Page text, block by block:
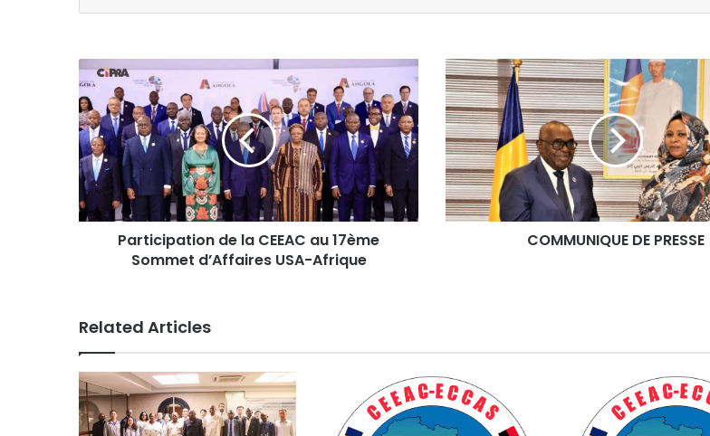
P
a
r
t
i
c
i
p
a
e
l
a
C
E
E
Participation de la CEEAC au 17ème
Sommet d’Affaires USA-Afrique
C
O
M
M
U
N
I
Q
U
S
E
COMMUNIQUE DE PRESSE
Related Articles